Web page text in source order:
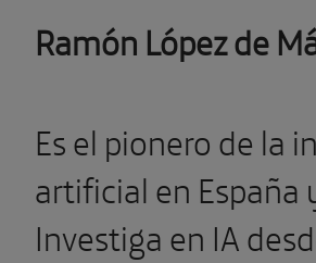
Ramón López de
Es el pionero de la
artificial en España
Investiga en IA